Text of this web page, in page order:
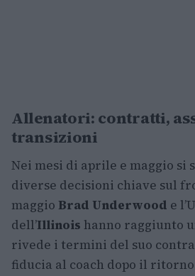
Allenatori: contratti,
transizioni
Nei mesi di aprile e maggio si
diverse decisioni chiave sul
maggio Brad Underwood e
dell’Illinois hanno raggiunto
rivede i termini del suo
fiducia al coach dopo il